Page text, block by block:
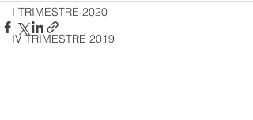
I TRIMESTRE 2020
IV TRIMESTRE 2019